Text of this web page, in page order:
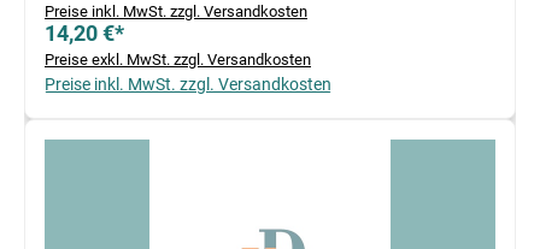
Preise inkl. MwSt. zzgl. Versandkosten
14,20 €*
Preise exkl. MwSt. zzgl. Versandkosten
Preise inkl. MwSt. zzgl. Versandkosten